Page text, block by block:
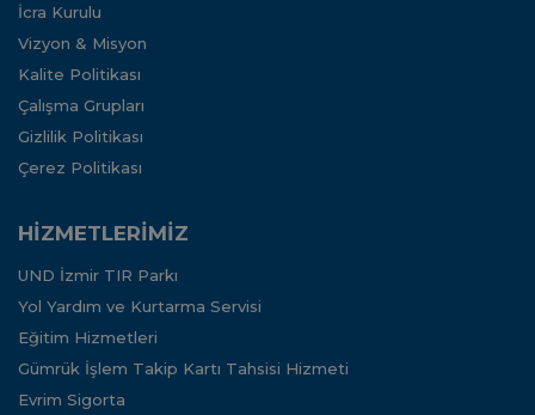
İcra Kurulu
Vizyon & Misyon
Kalite Politikası
Çalışma Grupları
Gizlilik Politikası
Çerez Politikası
HİZMETLERİMİZ
UND İzmir TIR Parkı
Yol Yardım ve Kurtarma Servisi
Eğitim Hizmetleri
Gümrük İşlem Takip Kartı Tahsisi Hizmeti
Evrim Sigorta